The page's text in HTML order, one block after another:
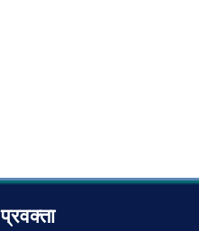
प्रवक्ता